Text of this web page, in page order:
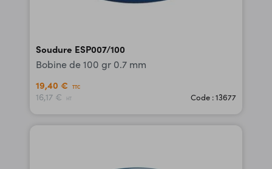
Soudure ESP007/100
Bobine de 100 gr 0.7 mm
19,40 €
TTC
16,17 € HT Code : 13677